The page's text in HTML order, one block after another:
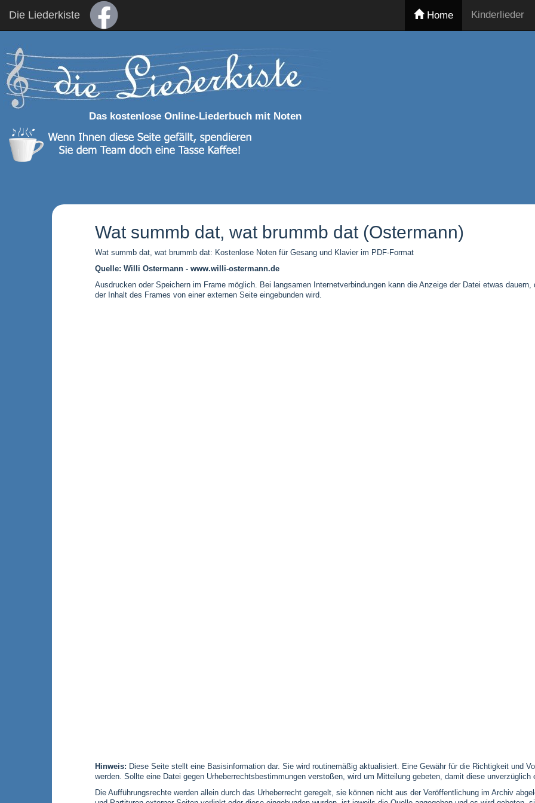
Die Liederkiste Home Kinderlieder
Das kostenlose Online-Liederbuch mit Noten
Wat summb dat, wat brummb dat (Ostermann)
Wat summb dat, wat brummb dat: Kostenlose Noten für Gesang und Klavier im PDF-Format
Quelle: Willi Ostermann - www.willi-ostermann.de
Ausdrucken oder Speichern im Frame möglich. Bei langsamen Internetverbindungen kann die Anzeige der Datei etwas dauern,
der Inhalt des Frames von einer externen Seite eingebunden wird.
Hinweis: Diese Seite stellt eine Basisinformation dar. Sie wird routinemäßig aktualisiert. Eine Gewähr für die Richtigkeit und
werden. Sollte eine Datei gegen Urheberrechtsbestimmungen verstoßen, wird um Mitteilung gebeten, damit diese unverzüglich
Die Aufführungsrechte werden allein durch das Urheberrecht geregelt, sie können nicht aus der Veröffentlichung im Archiv